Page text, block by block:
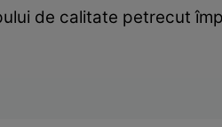
de calitate petrecut